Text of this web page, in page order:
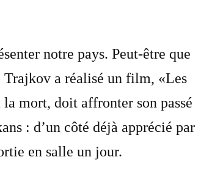
notre pays. Peut-être que
Trajkov a réalisé un film, «Les
mort, doit affronter son passé
: d’un côté déjà apprécié par
en salle un jour.